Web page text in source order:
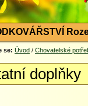
se: Úvod / Chovatelské
doplňky